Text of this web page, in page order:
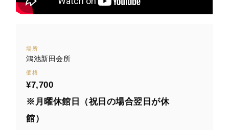
場所
鴻池新田会所
価格
¥7,700
※月曜休館日（祝日の場合翌日が休
館）